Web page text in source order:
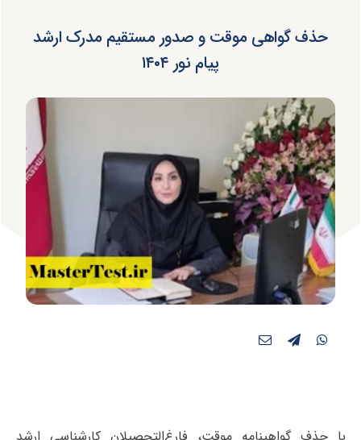
حذف گواهی موقت و صدور مستقیم مدرک ارشد
پیام نور ۱۴۰۴